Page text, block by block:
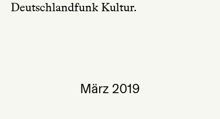
Deutschlandfunk Kultur.
März 2019